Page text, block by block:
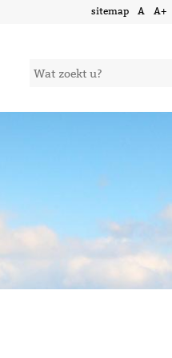
sitemap A A+